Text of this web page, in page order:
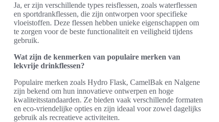
Ja, er zijn verschillende types reisflessen, zoals waterflessen
en sportdrankflessen, die zijn ontworpen voor specifieke
vloeistoffen. Deze flessen hebben unieke eigenschappen om
te zorgen voor de beste functionaliteit en veiligheid tijdens
gebruik.
Wat zijn de kenmerken van populaire merken van
lekvrije drinkflessen?
Populaire merken zoals Hydro Flask, CamelBak en Nalgene
zijn bekend om hun innovatieve ontwerpen en hoge
kwaliteitsstandaarden. Ze bieden vaak verschillende formaten
en eco-vriendelijke opties en zijn ideaal voor zowel dagelijks
gebruik als recreatieve activiteiten.